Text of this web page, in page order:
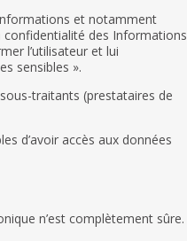
et notamment
confidentialité des Informations
l’utilisateur et lui
sensibles ».
traitants (prestataires de
d’avoir accès aux données
n’est complètement sûre.